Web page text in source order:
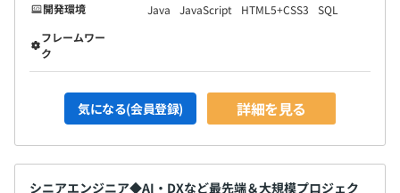
開発環境
Java JavaScript HTML5+CSS3
SQL
フレームワー
ク
気になる(会員登録) 詳細を見る
シニアエンジニア◆AI・DXなど最先端＆大規模プロジェク